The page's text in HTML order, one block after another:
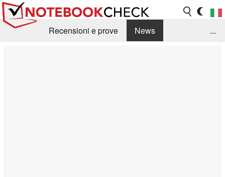
Recensioni e prove
News
...